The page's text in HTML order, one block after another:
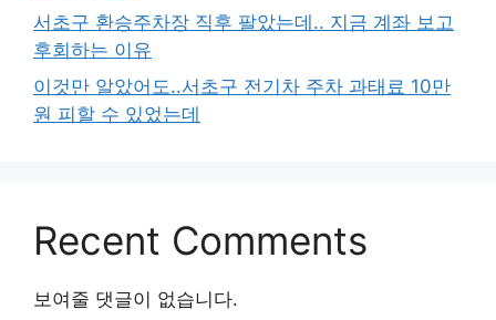
서초구 환승주차장 직후 팔았는데.. 지금 계좌 보고
후회하는 이유
이것만 알았어도..서초구 전기차 주차 과태료 10만
원 피할 수 있었는데
Recent Comments
보여줄 댓글이 없습니다.